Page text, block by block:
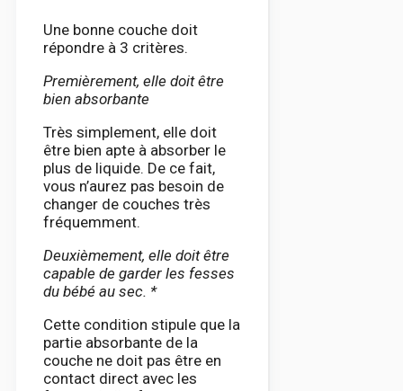
Une bonne couche doit
répondre à 3 critères.
Premièrement, elle doit être
bien absorbante
Très simplement, elle doit
être bien apte à absorber le
plus de liquide. De ce fait,
vous n’aurez pas besoin de
changer de couches très
fréquemment.
Deuxièmement, elle doit être
capable de garder les fesses
du bébé au sec. *
Cette condition stipule que la
partie absorbante de la
couche ne doit pas être en
contact direct avec les